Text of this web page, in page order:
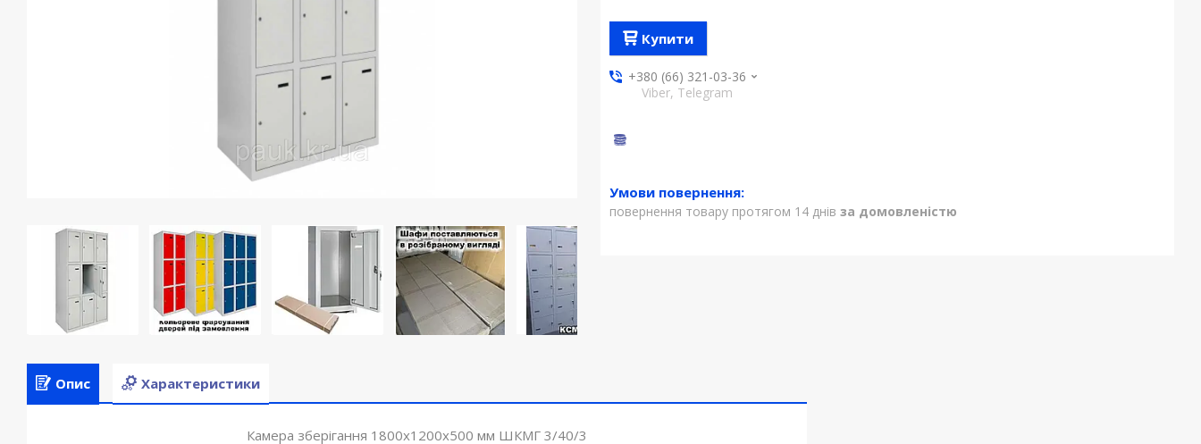
Купити
+380 (66) 321-03-36
Viber, Telegram
повернення товару протягом 14 днів за домовленістю
Опис Характеристики
Камера зберігання 1800х1200х500 мм ШКМГ 3/40/3